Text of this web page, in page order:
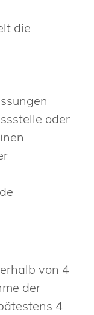
die
oder
von 4
der
4